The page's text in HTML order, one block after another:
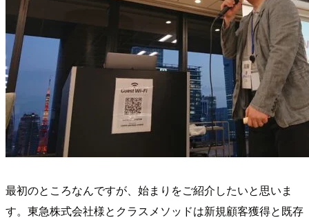
最初のところなんですが、始まりをご紹介したいと思いま
す。東急株式会社様とクラスメソッドは新規顧客獲得と既存